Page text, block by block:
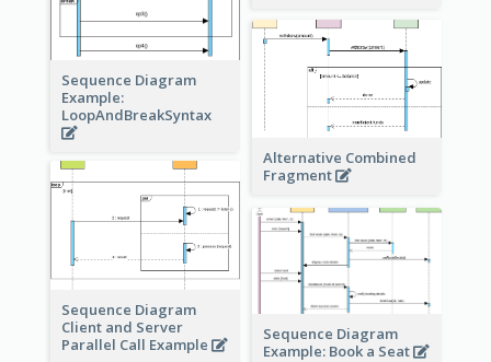
Sequence Diagram
Example:
LoopAndBreakSyntax
Alternative Combined
Fragment
Sequence Diagram
Client and Server
Parallel Call Example
Sequence Diagram
Example: Book a Seat